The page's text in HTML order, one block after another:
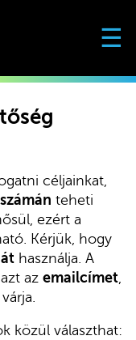
☰
céljainkat,
teheti
ezért a
Kérjük, hogy
használja. A
az emailcímet
közül választhat: